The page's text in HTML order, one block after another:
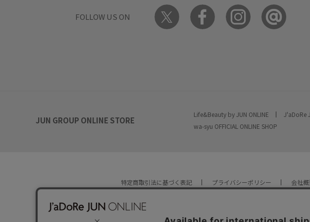
FOLLOW US ON
JUN GROUP ONLINE STORE
Life&Beauty by JUN ONLINE J'aDoRe
wa-syu OFFICIAL ONLINE SHOP
特定商取引法に基づく表記 プライバシーポリシー 会社